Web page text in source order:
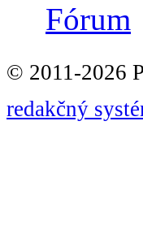
Fórum
© 2011-2026
redakčný